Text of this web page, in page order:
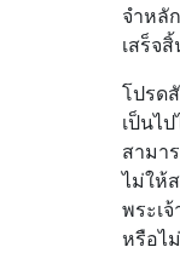
จำหลั
เสร็จ
โปรด
เป็นไ
สามา
ไม่ให้
พระเ
หรือไม่